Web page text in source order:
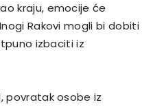
kraju, emocije će
Rakovi mogli bi dobiti
izbaciti iz
povratak osobe iz